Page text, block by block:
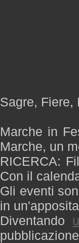
Sagre, Fiere,
Marche in
Marche, un
RICERCA:
Con il
Gli eventi
in
Diventando